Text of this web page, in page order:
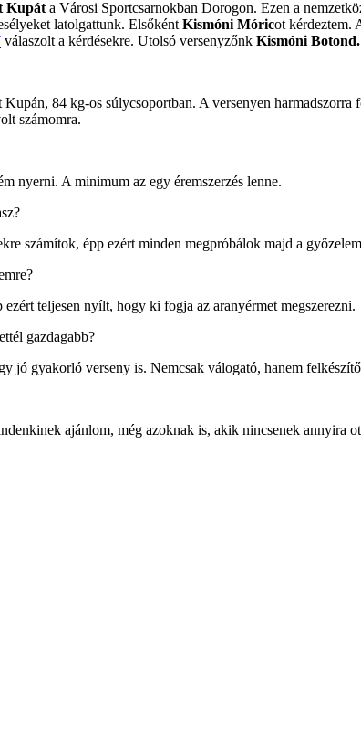
Kupát a Városi Sportcsarnokban Dorogon. Ezen a
latolgattunk. Elsőként Kismóni Móricot kérdeztem.
válaszolt a kérdésekre. Utolsó versenyzőnk Kismóni Botond.
84 kg-os súlycsoportban. A versenyen
számomra.
nyerni. A minimum az egy éremszerzés lenne.
számítok, épp ezért minden megpróbálok majd a
teljesen nyílt, hogy ki fogja az aranyérmet megszerezni.
gazdagabb?
jó gyakorló verseny is. Nemcsak válogató, hanem
ajánlom, még azoknak is, akik nincsenek annyira